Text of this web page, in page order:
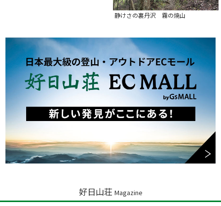
静けさの裏丹沢 霧の焼山
好日山荘 Magazine